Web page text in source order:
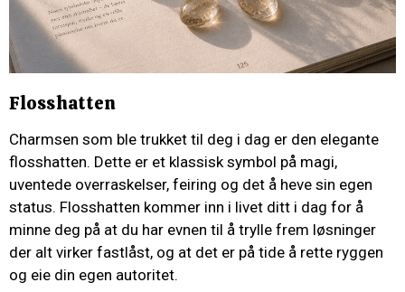
Flosshatten
Charmsen som ble trukket til deg i dag er den elegante
flosshatten. Dette er et klassisk symbol på magi,
uventede overraskelser, feiring og det å heve sin egen
status. Flosshatten kommer inn i livet ditt i dag for å
minne deg på at du har evnen til å trylle frem løsninger
der alt virker fastlåst, og at det er på tide å rette ryggen
og eie din egen autoritet.